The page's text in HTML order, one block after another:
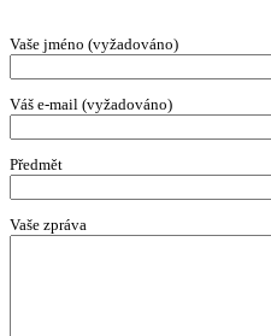
Vaše jméno (vyžadováno)
Váš e-mail (vyžadováno)
Předmět
Vaše zpráva